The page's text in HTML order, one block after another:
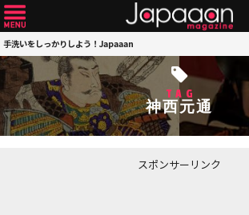
手洗いをしっかりしよう！Japaaan
TAG
神西元通
スポンサーリンク